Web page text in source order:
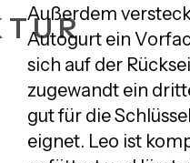
Außerdem
Autogurt ein
sich auf der
zugewandt ein
gut für die
eignet. Leo ist